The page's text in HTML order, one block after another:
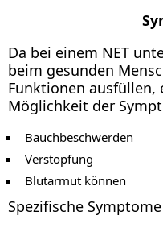
Da bei einem NET
beim gesunden
Funktionen
Möglichkeit der
Bauchbeschwerden
Verstopfung
Blutarmut können
Spezifische